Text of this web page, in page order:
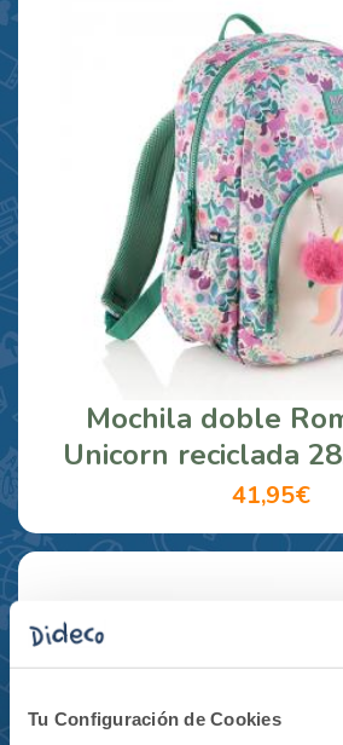
Tu Configuración de Cookies
Mochila doble
Unicorn reciclada
41,95€